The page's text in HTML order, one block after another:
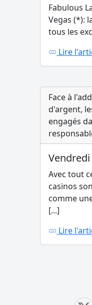
Fabulous
Vegas (*):
tous les
Lire
Face à
d'argent,
engagés
Avec tout
casinos
comme
[...]
Lire